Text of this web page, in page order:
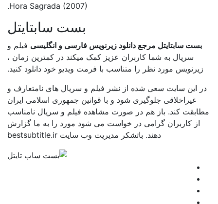
Hora Sagrada (2007).
بست سابتایتل
بست سابتایتل مرجع دانلود زیرنویس فارسی و انگلیسی فیلم و
سریال به شما کاربران عزیز کمک میکند در کمترین زمان ،
زیرنویس مورد نظر را متناسب با فرمت ویدیو خود دانلود کنید.
در این سایت سعی شده از نشر فیلم و سریال های نامتعارف و
غیراخلاقی جلوگیری شود و با قوانین جمهوری اسلامی ایران
مطابقت کند. باز هم در صورت مشاهده فیلم و سریال نامناسب
از کاربران گرامی در خواست می شود مورد را به ما گزارش
دهند. باتشکر مدیریت وب سایت bestsubtitle.ir